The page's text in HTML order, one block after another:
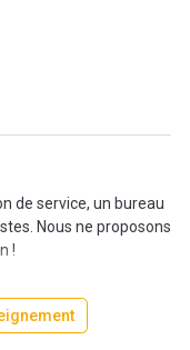
de service, un bureau
Nous ne proposons
!
le mobilier, la
communs, aux